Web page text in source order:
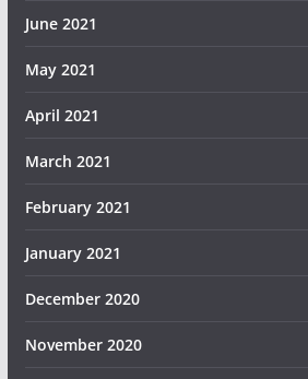
June 2021
May 2021
April 2021
March 2021
February 2021
January 2021
December 2020
November 2020